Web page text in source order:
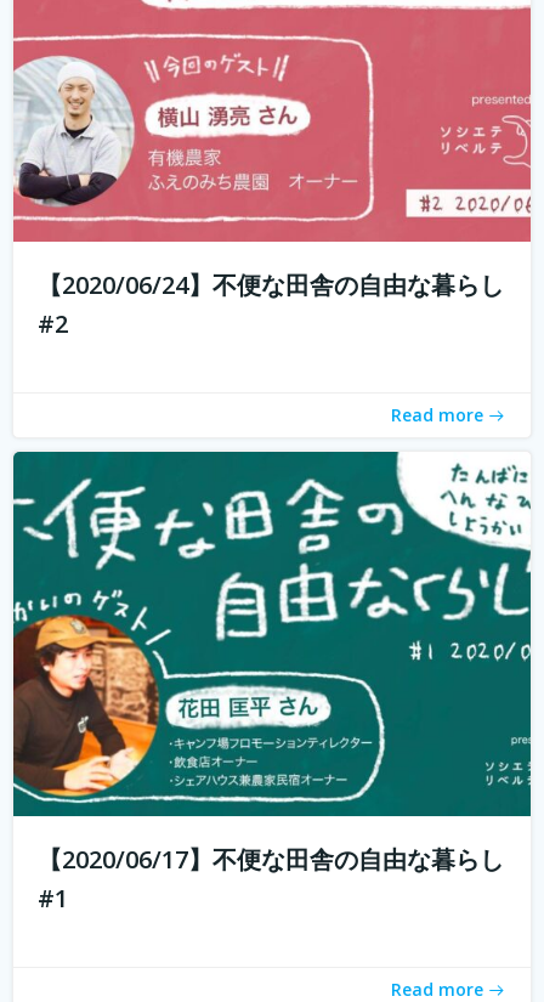
【2020/06/24】不便な田舎の自由な暮らし
#2
Read more
もしかして田舎のことを、遠いしコンビニないし仕事も無
いし、なんて思ってませんか？ 兵庫県丹波地域は「都会に
近い田舎」、住んでみるとあんがい不便を感じない。い
や、むしろ不便を楽しみ、自由に生きている人たちがい
る。 「不便な田舎の自由な暮らし」...続きを読む
【2020/06/17】不便な田舎の自由な暮らし
#1
Read more
週末農業とは、サラリーマンやOLなど本業を持っている人
が、週末だけ農業をすることです。 仕事を持っていても気
軽に農業体験ができます。 週末農業のメリットは、採れた
ての野菜を食べられること、そして心と体が自然に癒され